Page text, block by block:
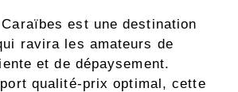
est une destination
ravira les amateurs de
et de dépaysement.
qualité-prix optimal, cette